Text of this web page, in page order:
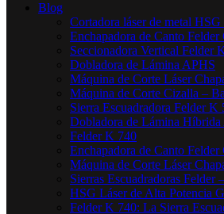
Blog
Cortadora láser de metal
Enchapadora de Canto
Seccionadora Vertical Felder
Dobladora de Lámina APHS
Máquina de Corte Láser
Máquina de Corte Cizalla –
Sierra Escuadradora Felder K
Dobladora de Lámina
Felder K 740
Enchapadora de Canto Felder
Máquina de Corte Láser
Sierras Escuadradoras Felder
HSG Láser de Alta Potencia
Felder K 740: La Sierra